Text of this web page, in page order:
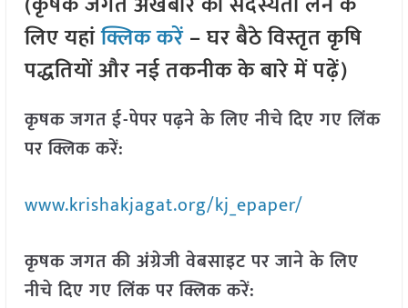
लिए यहांक्लिक करें– घर बैठे विस्तृत कृषि
पद्धतियों और नई तकनीक के बारे में पढ़ें)
कृषक जगत ई-पेपर पढ़ने के लिए नीचे दिए गए लिंक
पर क्लिक करें:
www.krishakjagat.org/kj_epaper/
कृषक जगत की अंग्रेजी वेबसाइट पर जाने के लिए
नीचे दिए गए लिंक पर क्लिक करें: